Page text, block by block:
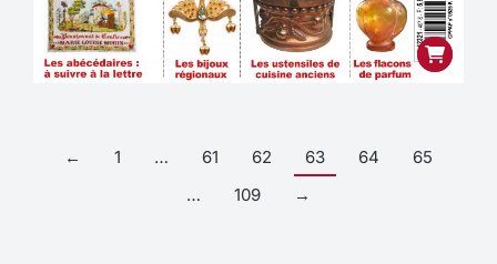
← 1 … 61 62 63 64
65
…
109 →